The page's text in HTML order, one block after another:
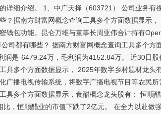
详细介绍。 1、中广天择（603721） 公司业务有
据南方财富网概念查询工具多个方面数据显示，
钱包功能。昆仑万维与董事长周亚伟合计持有
都有哪些？ 据南方财富网概念查询工具多个方
润是-6479.24万，毛利润为4152.84万。 近30日股
多个方面数据显示， 2025年数字乡村题材龙头
广播电视传输系统，将数字广播电视节目等农民所
多个方面数据显示，食醋概念龙头股有： 恒顺
比，恒顺醋业的市值下跌了2亿元。 在全力以赴做